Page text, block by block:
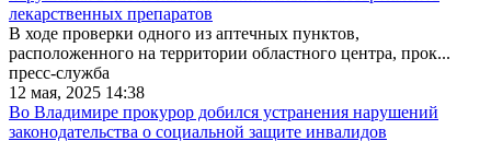
лекарственных препаратов
В ходе проверки одного из аптечных пунктов,
расположенного на территории областного центра, прок...
пресс-служба
12 мая, 2025 14:38
Во Владимире прокурор добился устранения нарушений
законодательства о социальной защите инвалидов